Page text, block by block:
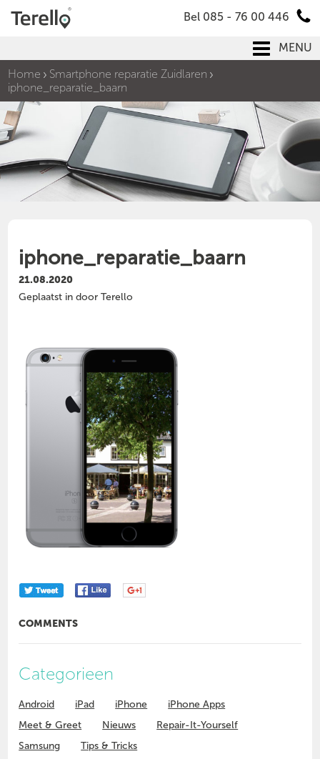
Bel 085 - 76 00 446
MENU
Home
Smartphone reparatie Zuidlaren
iphone_reparatie_baarn
iphone_reparatie_baarn
21.08.2020
Geplaatst in door Terello
COMMENTS
Categorieen
Android iPad iPhone
iPhone Apps
Meet & Greet
Nieuws
Repair-It-Yourself
Samsung
Tips & Tricks